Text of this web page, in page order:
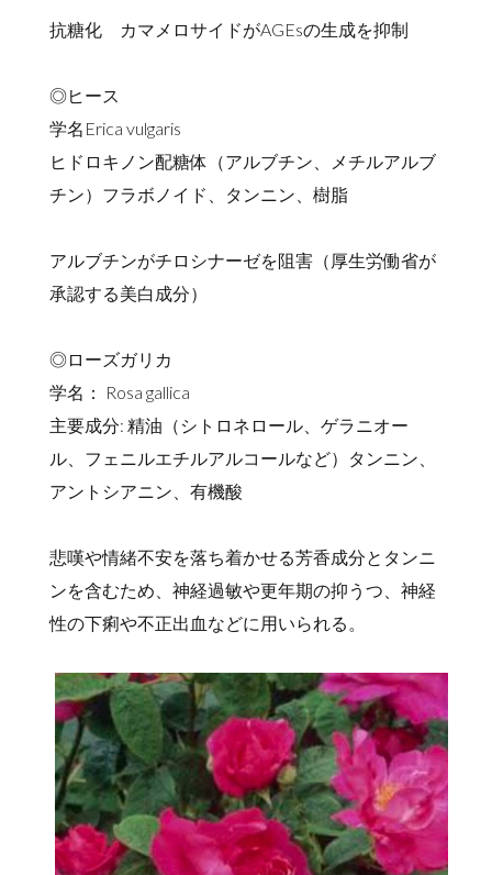
抗糖化 カマメロサイドがAGEsの生成を抑制
◎ヒース
学名Erica vulgaris
ヒドロキノン配糖体（アルブチン、メチルアルブ
チン）フラボノイド、タンニン、樹脂
アルブチンがチロシナーゼを阻害（厚生労働省が
承認する美白成分）
◎ローズガリカ
学名： Rosa gallica
主要成分: 精油（シトロネロール、ゲラニオー
ル、フェニルエチルアルコールなど）タンニン、
アントシアニン、有機酸
悲嘆や情緒不安を落ち着かせる芳香成分とタンニ
ンを含むため、神経過敏や更年期の抑うつ、神経
性の下痢や不正出血などに用いられる。